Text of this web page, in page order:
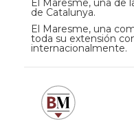
El Maresme, una de
de Catalunya.
El Maresme, una
toda su extensión
internacionalmente.